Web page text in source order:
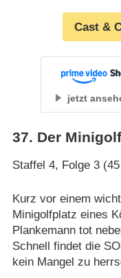
Cast &
jetzt
37. Der
Staffel 4, Folge 3
Kurz vor einem
Minigolfplatz eines
Plankemann tot
Schnell findet die
kein Mangel zu